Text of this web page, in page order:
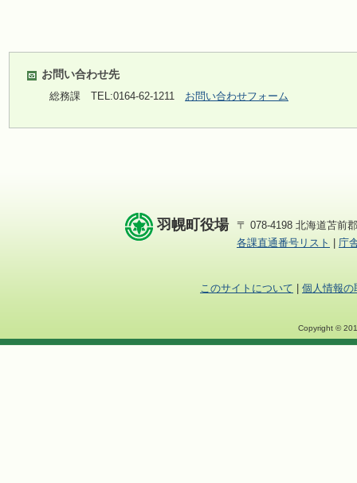
お問い合わせ先
総務課 TEL:0164-62-1211 お問い合わせフォーム
羽幌町役場
〒 078-4198 北海道苫前
各課直通番号リスト
庁
このサイトについて 個人情報の
Copyright ©